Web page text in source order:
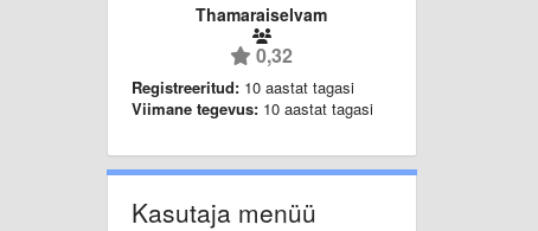
Thamaraiselvam
0,32
Registreeritud: 10 aastat tagasi
Viimane tegevus: 10 aastat tagasi
Kasutaja menüü